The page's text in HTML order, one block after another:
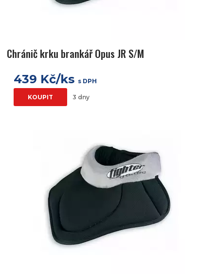
Chránič krku brankář Opus JR S/M
439 Kč/ks s DPH
KOUPIT 3 dny